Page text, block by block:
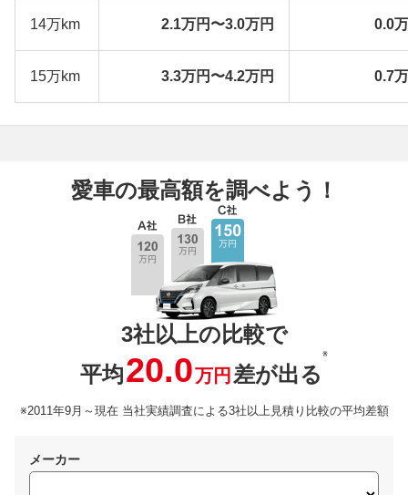
14万km 2.1万円〜3.0万円 0.0
15万km 3.3万円〜4.2万円 0.7
愛車の最高額を調べよう！
3社以上の比較で
平均20.0万円 差が出る
※
※2011年9月～現在 当社実績調査による3社以上見積り比較の平均差額
メーカー